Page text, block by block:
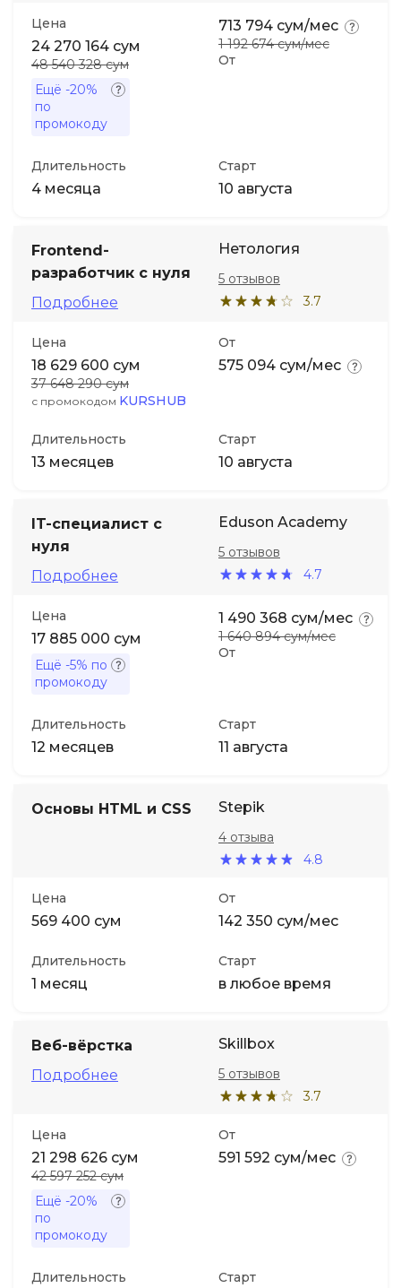
Цена
24 270 164 сум
48 540 328 сум
Ещё -20%
по
промокоду
От
713 794 сум/мес
1 192 674 сум/мес
Длительность
4 месяца
Старт
10 августа
Frontend-
разработчик с нуля
Подробнее
Нетология
3.7
5 отзывов
Цена
18 629 600 сум
37 648 290 сум
с промокодом KURSHUB
От
575 094 сум/мес
Длительность
13 месяцев
Старт
10 августа
IT-специалист с
нуля
Подробнее
Eduson Academy
4.7
5 отзывов
Цена
17 885 000 сум
Ещё -5% по
промокоду
От
1 490 368 сум/мес
1 640 894 сум/мес
Длительность
12 месяцев
Старт
11 августа
Основы HTML и CSS Stepik
4.8
4 отзыва
Цена
569 400 сум
От
142 350 сум/мес
Длительность
1 месяц
Старт
в любое время
Веб-вёрстка
Подробнее
Skillbox
3.7
5 отзывов
Цена
21 298 626 сум
42 597 252 сум
Ещё -20%
по
промокоду
От
591 592 сум/мес
Длительность Старт